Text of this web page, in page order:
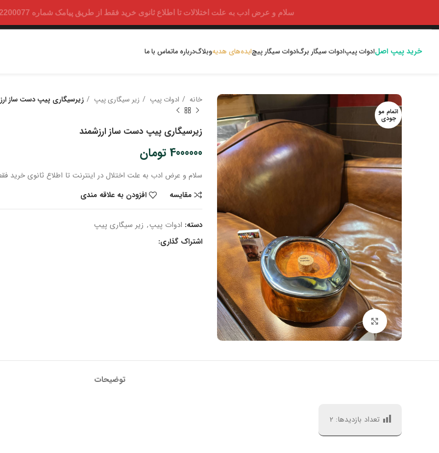
سلام و عرض ادب به علت اختلالات تا اطلاع ثانوی خرید فقط از طریق پیامک شماره 09352200077 امکان پذیر است.
خرید پیپ اصلادوات پیپادوات سیگار برگادوات سیگار پیچایده‌های هدیهوبلاگدرباره ماتماس با ما
اتمام مو
جودی
بزرگنمایی تصویر
خانه ادوات پیپ زیر سیگاری پیپ زیرسیگاری پیپ دست ساز
زیرسیگاری پیپ دست ساز ارزشمند
4000000 تومان
سلام و عرض ادب به علت اختلال در اینترنتتا اطلاع ثانویخرید
مقایسه
افزودن به علاقه مندی
دسته: ادوات پیپ, زیر سیگاری پیپ
اشتراک گذاری:
توضیحات
تعداد بازدیدها: 2